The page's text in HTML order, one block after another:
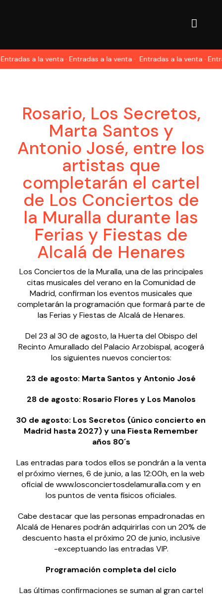
a la venta · Entradas a la venta ·Entradas a la venta ·
Rosario, Los Secretos,
Marta Santos y
Antonio José, entre los
artistas que
completarán el cartel
de Los Conciertos de
la Muralla durante las
Ferias y Fiestas de
Alcalá de Henares
Los Conciertos de la Muralla, una de las principales
citas musicales del verano en la Comunidad de
Madrid, confirman los eventos musicales que
completarán la programación que formará parte de
las Ferias y Fiestas de Alcalá de Henares.
Del 23 al 30 de agosto, la Huerta del Obispo del
Recinto Amurallado del Palacio Arzobispal, acogerá
los siguientes nuevos conciertos:
23 de agosto: Marta Santos y Antonio José
28 de agosto: Rosario Flores y Los Manolos
30 de agosto: Los Secretos (único concierto en
Madrid hasta 2027) y una Fiesta Remember
años 80´s
Las entradas para todos ellos se pondrán a la venta
el próximo viernes, 6 de junio, a las 12:00h, en la web
oficial de www.losconciertosdelamuralla.com y en
los puntos de venta físicos oficiales.
Cabe destacar que las personas empadronadas en
Alcalá de Henares podrán adquirirlas con un 20% de
descuento hasta el próximo 20 de junio, inclusive
-exceptuando las entradas VIP.
Programación completa del ciclo
Las últimas confirmaciones se suman al gran cartel